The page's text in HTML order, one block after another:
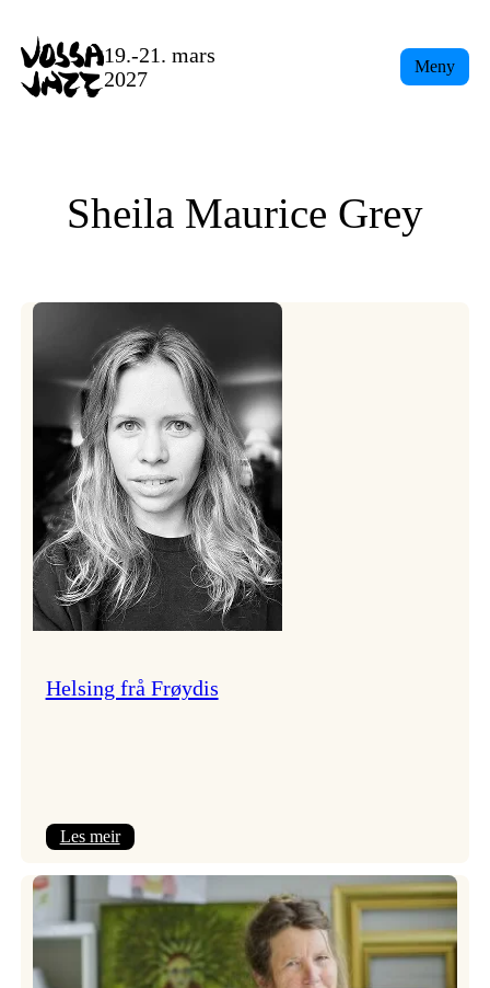
content
19.-21. mars
2027
Meny
Sheila Maurice Grey
Helsing frå Frøydis
Les meir:
frå
Frøydis